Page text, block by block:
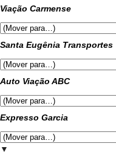
Viação Carmense
Santa Eugênia Transportes
Auto Viação ABC
Expresso Garcia
▼